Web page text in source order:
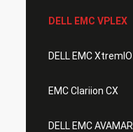
DELL EMC VPLEX
DELL EMC XtremIO
EMC Clariion CX
DELL EMC AVAMAR